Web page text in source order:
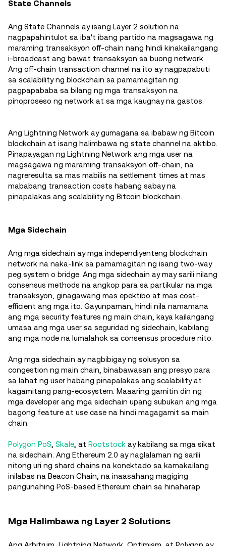
State Channels
Ang State Channels ay isang Layer 2 solution na
nagpapahintulot sa iba't ibang partido na magsagawa ng
maraming transaksyon off-chain nang hindi kinakailangang
i-broadcast ang bawat transaksyon sa buong network.
Ang off-chain transaction channel na ito ay nagpapabuti
sa scalability ng blockchain sa pamamagitan ng
pagpapababa sa bilang ng mga transaksyon na
pinoproseso ng network at sa mga kaugnay na gastos.
Ang Lightning Network ay gumagana sa ibabaw ng Bitcoin
blockchain at isang halimbawa ng state channel na aktibo.
Pinapayagan ng Lightning Network ang mga user na
magsagawa ng maraming transaksyon off-chain, na
nagreresulta sa mas mabilis na settlement times at mas
mababang transaction costs habang sabay na
pinapalakas ang scalability ng Bitcoin blockchain.
Mga Sidechain
Ang mga sidechain ay mga independiyenteng blockchain
network na naka-link sa pamamagitan ng isang two-way
peg system o bridge. Ang mga sidechain ay may sarili nilang
consensus methods na angkop para sa partikular na mga
transaksyon, ginagawang mas epektibo at mas cost-
efficient ang mga ito. Gayunpaman, hindi nila namamana
ang mga security features ng main chain, kaya kailangang
umasa ang mga user sa seguridad ng sidechain, kabilang
ang mga node na lumalahok sa consensus procedure nito.
Ang mga sidechain ay nagbibigay ng solusyon sa
congestion ng main chain, binabawasan ang presyo para
sa lahat ng user habang pinapalakas ang scalability at
kagamitang pang-ecosystem. Maaaring gamitin din ng
mga developer ang mga sidechain upang subukan ang mga
bagong feature at use case na hindi magagamit sa main
chain.
Polygon PoS Skale , at Rootstock ay kabilang sa mga sikat
na sidechain. Ang Ethereum 2.0 ay naglalaman ng sarili
nitong uri ng shard chains na konektado sa kamakailang
inilabas na Beacon Chain, na inaasahang magiging
pangunahing PoS-based Ethereum chain sa hinaharap.
Mga Halimbawa ng Layer 2 Solutions